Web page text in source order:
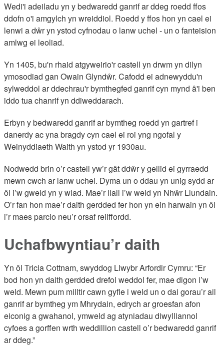
Wedi'i adeiladu yn y bedwaredd ganrif ar ddeg roedd ffos
ddofn o'i amgylch yn wreiddiol. Roedd y ffos hon yn cael ei
lenwi a dŵr yn ystod cyfnodau o lanw uchel - un o fanteision
amlwg ei leoliad.
Yn 1405, bu'n rhaid atgyweirio'r castell yn drwm yn dilyn
ymosodiad gan Owain Glyndŵr. Cafodd ei adnewyddu'n
sylweddol ar ddechrau'r bymthegfed ganrif cyn mynd â'i ben
iddo tua chanrif yn ddiweddarach.
Erbyn y bedwaredd ganrif ar bymtheg roedd yn gartref i
danerdy ac yna bragdy cyn cael ei roi yng ngofal y
Weinyddiaeth Waith yn ystod yr 1930au.
Nodwedd brin o’r castell yw’r gât ddŵr y gellid ei gyrraedd
mewn cwch ar lanw uchel. Dyma un o ddau yn unig sydd ar
ôl i’w gweld yn y wlad. Mae’r llall i’w weld yn Nhŵr Llundain.
O’r fan hon mae’r daith gerdded fer hon yn ein harwain yn ôl
i’r maes parcio neu’r orsaf reilffordd.
Uchafbwyntiau’r daith
Yn ôl Tricia Cottnam, swyddog Llwybr Arfordir Cymru: “Er
bod hon yn daith gerdded drefol weddol fer, mae digon i’w
weld. Mewn pum milltir cawn gyfle i weld un o dai gorau’r ail
ganrif ar bymtheg ym Mhrydain, edrych ar groesfan afon
eiconig a gwahanol, ymweld ag atyniadau diwylliannol
cyfoes a gorffen wrth weddillion castell o’r bedwaredd ganrif
ar ddeg.”